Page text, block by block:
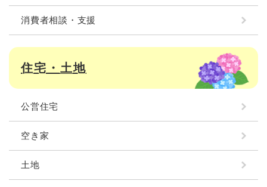
消費者相談・支援
住宅・土地
公営住宅
空き家
土地